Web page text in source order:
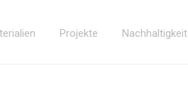
Projekte Nachhaltigkeit